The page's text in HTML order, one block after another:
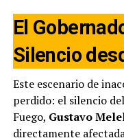
El
Silencio
Este escenario de
perdido: el silencio
Fuego, Gustavo
directamente